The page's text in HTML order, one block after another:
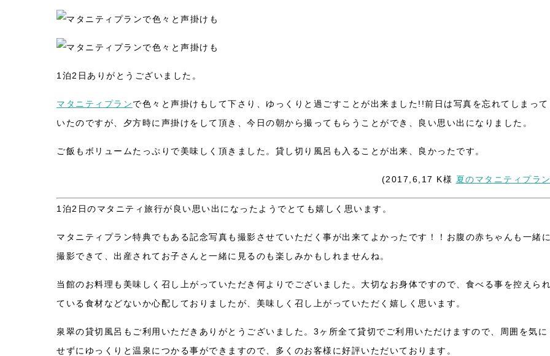
1泊2日ありがとうございました。
マタニティプランで色々と声掛けもして下さり、ゆっくりと過ごすことが出来ました!!前日は写真を忘れてしまって
いたのですが、夕方時に声掛けをして頂き、今日の朝から撮ってもらうことができ、良い思い出になりました。
ご飯もボリュームたっぷりで美味しく頂きました。貸し切り風呂も入ることが出来、良かったです。
(2017,6,17 K様 夏のマタニティプラン
1泊2日のマタニティ旅行が良い思い出になったようでとても嬉しく思います。
マタニティプラン特典でもある記念写真も撮影させていただく事が出来てよかったです！！お腹の赤ちゃんも一緒に
撮影できて、出産されてお子さんと一緒に見るのも楽しみかもしれませんね。
当館のお料理も美味しく召し上がっていただき何よりでございました。大切なお身体ですので、食べる事を控えられ
ている食材などないか心配しておりましたが、美味しく召し上がっていただく嬉しく思います。
泉翠の貸切風呂もご利用いただきありがとうございました。3ヶ所全て貸切でご利用いただけますので、周囲を気に
せずにゆっくりと温泉につかる事ができますので、多くのお客様に好評いただいております。